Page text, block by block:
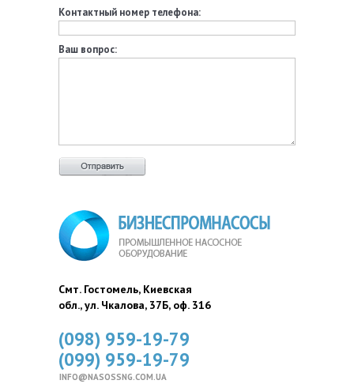
Контактный номер телефона:
Ваш вопрос:
Смт. Гостомель, Киевская
обл., ул. Чкалова, 37Б, оф. 316
(098) 959-19-79
(099) 959-19-79
INFO@NASOSSNG.COM.UA